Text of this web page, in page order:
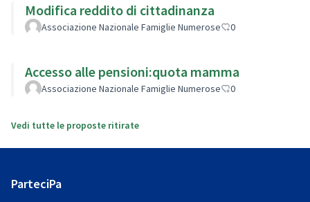
Modifica reddito di cittadinanza
Associazione Nazionale Famiglie Numerose 0
Accesso alle pensioni:quota mamma
Associazione Nazionale Famiglie Numerose 0
Vedi tutte le proposte ritirate
ParteciPa